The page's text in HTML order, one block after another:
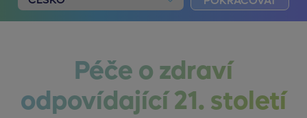
Péče o zdraví
odpovídající 21. století